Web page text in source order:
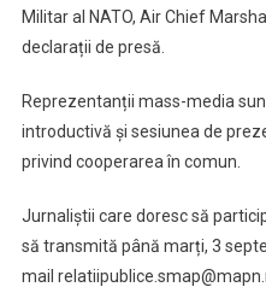
Militar al NATO, Air Chief
declarații de presă.
Reprezentanții mass-media
introductivă și sesiunea de
privind cooperarea în comun.
Jurnaliștii care doresc să
să transmită până marți, 3
mail